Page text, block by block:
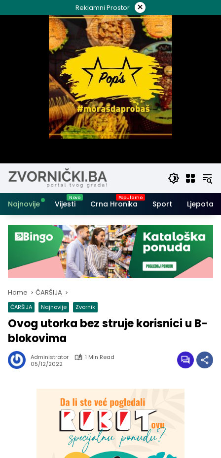
to
Reklamni Prostor ×
Najnovije Vijesti Crna Hronika Sport Ljepota i
Home ČARŠIJA
ČARŠIJA Najnovije Zvornik
Ovog utorka bez struje korisnici u B-
blokovima
Administrator
1 Min Read
05/12/2022